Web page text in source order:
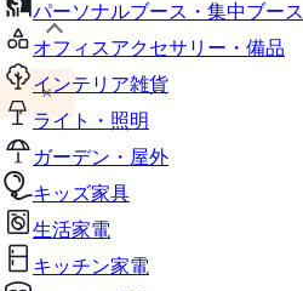
パーソナルブース・集中ブース
オフィスアクセサリー・備品
インテリア雑貨
ライト・照明
ガーデン・屋外
キッズ家具
生活家電
キッチン家電
×